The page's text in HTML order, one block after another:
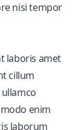
nisi tempor
laboris amet
cillum
enim
laborum